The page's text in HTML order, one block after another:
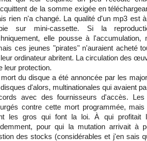
de la somme exigée en
rien n'a changé. La qualité d'un mp3 est
sur mini-cassette. Si la
elle pousse à l'accumulation,
ces jeunes "pirates" n'auraient acheté
ordinateur abritent. La circulation des
leur protection.
du disque a été annoncée par les
d'alors, multinationales qui avaient
avec des fournisseurs d'accès.
contre cette mort programmée,
les gros qui font la loi. À qui profitait
pour qui la mutation arrivait à
des stocks (considérables et j'en sais